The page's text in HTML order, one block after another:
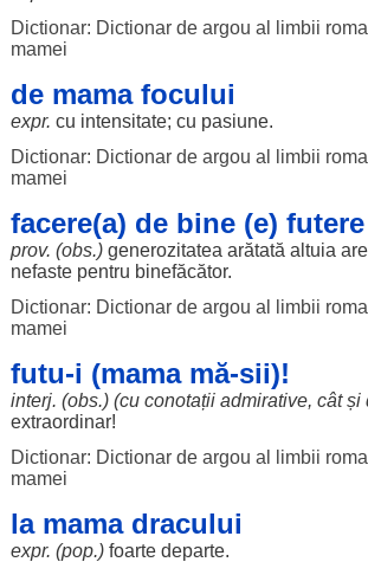
Dictionar: Dictionar de argou al limbii
mamei
de mama focului
expr. cu intensitate; cu pasiune.
Dictionar: Dictionar de argou al limbii
mamei
facere(a) de bine (e)
prov. (obs.) generozitatea arătată altuia are
nefaste pentru binefăcător.
Dictionar: Dictionar de argou al limbii
mamei
futu-i (mama mă-sii)!
interj. (obs.) (cu conotații admirative, cât și
extraordinar!
Dictionar: Dictionar de argou al limbii
mamei
la mama dracului
expr. (pop.) foarte departe.